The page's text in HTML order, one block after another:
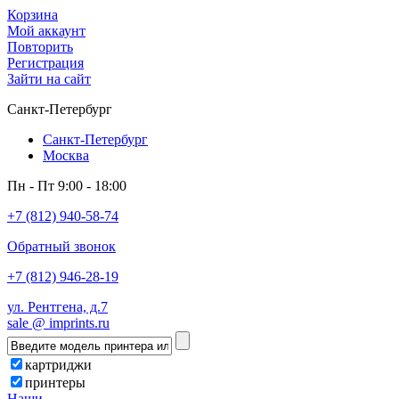
Корзина
Мой аккаунт
Повторить
Регистрация
Зайти на сайт
Санкт-Петербург
Санкт-Петербург
Москва
Пн - Пт 9:00 - 18:00
+7 (812) 940-58-74
Обратный звонок
+7 (812) 946-28-19
ул. Рентгена, д.7
sale @ imprints.ru
картриджи
принтеры